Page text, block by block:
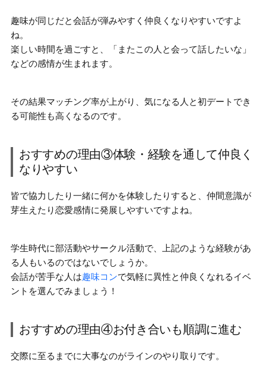
趣味が同じだと会話が弾みやすく仲良くなりやすいですよ
ね。
楽しい時間を過ごすと、
「またこの人と会って話したいな」
などの感情が生まれます。
その結果マッチング率が上がり、気になる人と初デートでき
る可能性も高くなるのです。
おすすめの理由③体験・経験を通して仲良く
なりやすい
皆で協力したり一緒に何かを体験したりすると、 仲間意識が
芽生えたり恋愛感情に発展 しやすいですよね。
学生時代に部活動やサークル活動で、上記のような経験があ
る人もいるのではないでしょうか。
会話が苦手な人は趣味コンで気軽に異性と仲良くなれるイベ
ントを選んでみましょう！
おすすめの理由④お付き合いも順調に進む
交際に至るまでに大事なのがラインのやり取りです。